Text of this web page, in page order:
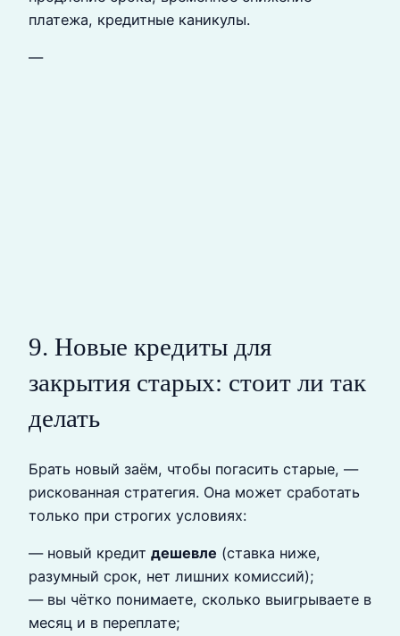
платежа, кредитные каникулы.
—
9. Новые кредиты для
закрытия старых: стоит ли так
делать
Брать новый заём, чтобы погасить старые, —
рискованная стратегия. Она может сработать
только при строгих условиях:
— новый кредит дешевле (ставка ниже,
разумный срок, нет лишних комиссий);
— вы чётко понимаете, сколько выигрываете в
месяц и в переплате;